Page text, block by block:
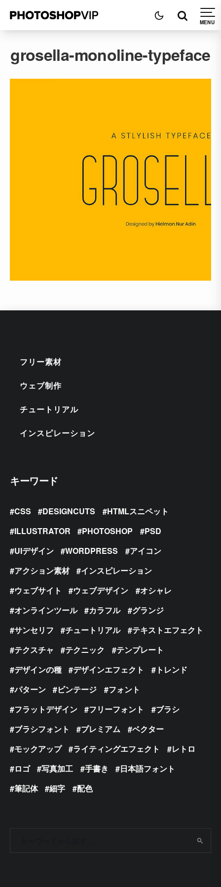
grosella-monoline-typeface
フリー素材
ウェブ制作
チュートリアル
インスピレーション
キーワード
CSS DESIGNCUTS
HTMLスニペット
ILLUSTRATOR
PHOTOSHOP
PSD
UIデザイン
WORDPRESS
アイコン
アクション素材
インスピレーション
ウェブサイト
ウェブデザイン
オシャレ
オンラインツール
カラフル
グランジ
サンセリフ
チュートリアル
テキストエフェクト
テクスチャ
テクニック
テンプレート
デザインの種
デザインエフェクト
トレンド
パターン
ビンテージ
フォント
フラットデザイン
フリーフォント
ブラシ
ブラシフォント
プレミアム
ベクター
モックアップ
ライティングエフェクト
レトロ
ロゴ
写真加工 手書き
日本語フォント
筆記体
細字 配色